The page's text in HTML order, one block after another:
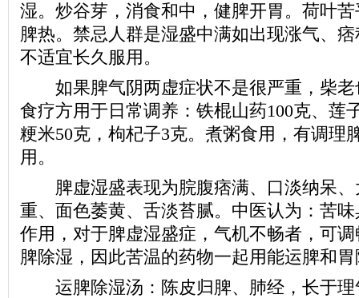
湿。炒谷芽，消食和中，健脾开胃。荷叶
脾热。禁忌人群是湿盛中满如出现涨气、
不适宜长久服用。
如果脾气阴两虚症状不是很严重，柴老
食疗方用于日常调养：铁棍山药100克、莲
粳米50克，枸杞子3克。煮粥食用，有调理
用。
脾虚湿盛表现为脘腹痞满、口淡纳呆、
重、面色萎黄、舌淡苔腻。中医认为：苦
作用，对于脾虚湿盛症，气机不畅者，可
脾除湿，因此苦温的药物一起用能运脾和
运脾除湿汤：陈皮归脾、肺经，长于理